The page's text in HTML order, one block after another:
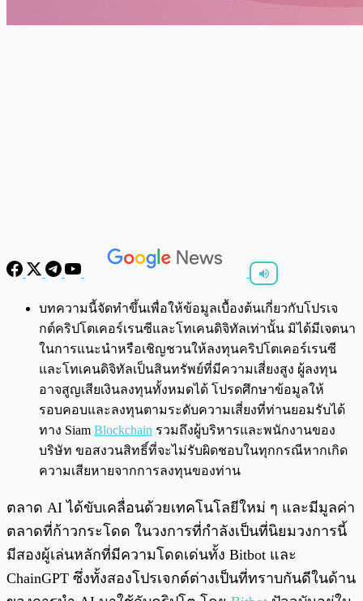
พร้อมเล่น 0:00/0:00
บทความนี้จัดทำขึ้นเพื่อให้ข้อมูลเบื้องต้นเกี่ยวกับโปรเจ
กต์คริปโตเคอร์เรนซีและโทเคนดิจิทัลเท่านั้น มิได้มีเจตนา
ในการแนะนำหรือเชิญชวนให้ลงทุนคริปโตเคอร์เรนซี
และโทเคนดิจิทัลเป็นสินทรัพย์ที่มีความเสี่ยงสูง ผู้ลงทุน
อาจสูญเสียเงินลงทุนทั้งหมดได้ โปรดศึกษาข้อมูลให้
รอบคอบและลงทุนตามระดับความเสี่ยงที่ท่านยอมรับได้
ทาง Siam Blockchain รวมถึงผู้บริหารและพนักงานของ
บริษัท ขอสงวนสิทธิ์ที่จะไม่รับผิดชอบในทุกกรณีหากเกิด
ความเสียหายจากการลงทุนของท่าน
ตลาด AI ได้ขับเคลื่อนด้วยเทคโนโลยีใหม่ ๆ และมีมูลค่า
ตลาดที่ก้าวกระโดด ในวงการที่กำลังเป็นที่นิยมวงการนี้
มีสองผู้เล่นหลักที่มีความโดดเด่นทั้ง Bitbot และ
ChainGPT ซึ่งทั้งสองโปรเจกต์ต่างเป็นที่ทราบกันดีในด้าน